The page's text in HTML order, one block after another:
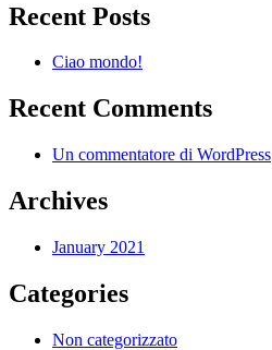
Recent Posts
Ciao mondo!
Recent Comments
Un commentatore di WordPress
Archives
January 2021
Categories
Non categorizzato